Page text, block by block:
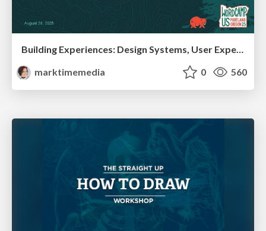
Building Experiences: Design Systems, User Experience, and Full Site Editing
marktimemedia
0 560